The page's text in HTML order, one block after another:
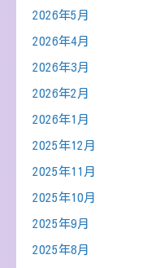
2026年5月
2026年4月
2026年3月
2026年2月
2026年1月
2025年12月
2025年11月
2025年10月
2025年9月
2025年8月